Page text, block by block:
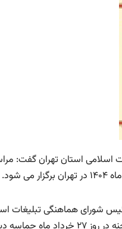
اسلامی استان تهران گفت:
هماهنگی تبلیغات